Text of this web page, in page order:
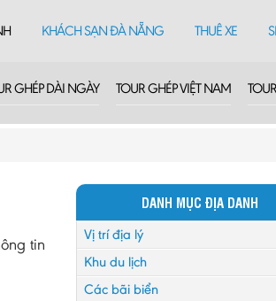
KHÁCH SẠN ĐÀ NẴNG THUÊ XE
GHÉP DÀI NGÀY TOUR GHÉP VIỆT NAM
tin
DANH MỤC ĐỊA DANH
Vị trí địa lý
Khu du lịch
Các bãi biển